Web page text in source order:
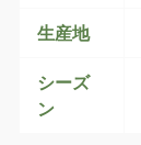
生産地
シーズ
ン